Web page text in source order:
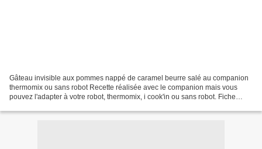
Gâteau invisible aux pommes nappé de caramel beurre salé au companion
thermomix ou sans robot Recette réalisée avec le companion mais vous
pouvez l'adapter à votre robot, thermomix, i cook'in ou sans robot. Fiche